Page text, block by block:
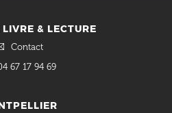
& LECTURE
Contact
67 17 94 69